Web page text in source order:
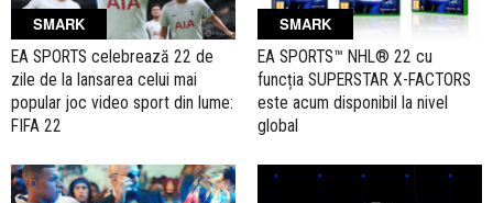
SMARK
EA SPORTS celebrează 22 de
zile de la lansarea celui mai
popular joc video sport din lume:
FIFA 22
SMARK
EA SPORTS™ NHL® 22 cu
funcția SUPERSTAR X-FACTORS
este acum disponibil la nivel
global